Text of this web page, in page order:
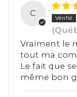
C
Vraiment le
tout ma
Le fait que
même bon